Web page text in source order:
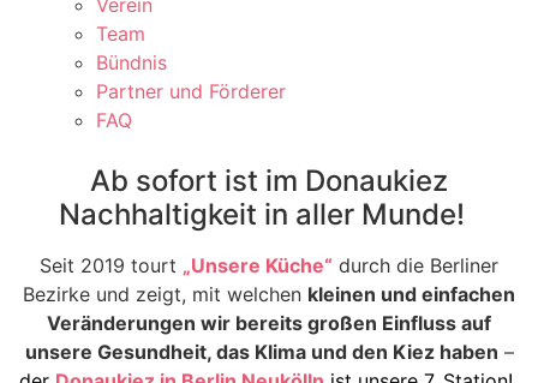
Team
Bündnis
Partner und Förderer
FAQ
Ab sofort ist im Donaukiez
Nachhaltigkeit in aller Munde!
Seit 2019 tourt „Unsere Küche“ durch die Berliner
Bezirke und zeigt, mit welchen kleinen und einfachen
Veränderungen wir bereits großen Einfluss auf
unsere Gesundheit, das Klima und den Kiez haben –